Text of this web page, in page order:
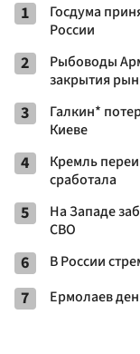
1
Госдума
России
2
Рыбоводы
закрытия
3
Галкин*
Киеве
4
Кремль
сработала
5
На Западе
СВО
6 В России
7 Ермолаев